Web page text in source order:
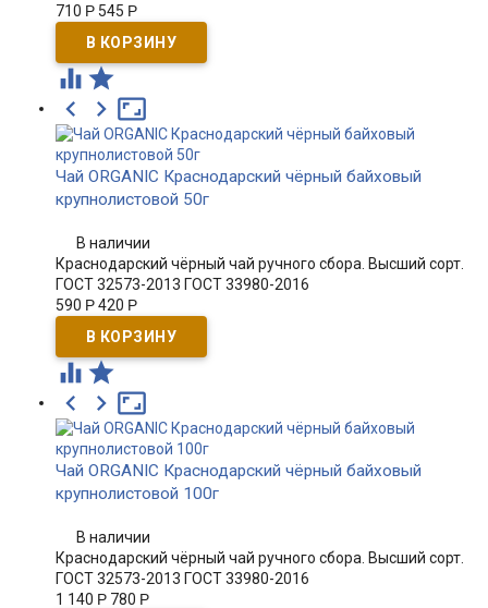
710 Р 545 Р
 

 
Чай ORGANIC Краснодарский чёрный байховый
крупнолистовой 50г
В наличии
Краснодарский чёрный чай ручного сбора. Высший сорт.
ГОСТ 32573-2013 ГОСТ 33980-2016
590 Р 420 Р
 

 
Чай ORGANIC Краснодарский чёрный байховый
крупнолистовой 100г
В наличии
Краснодарский чёрный чай ручного сбора. Высший сорт.
ГОСТ 32573-2013 ГОСТ 33980-2016
1 140 Р 780 Р